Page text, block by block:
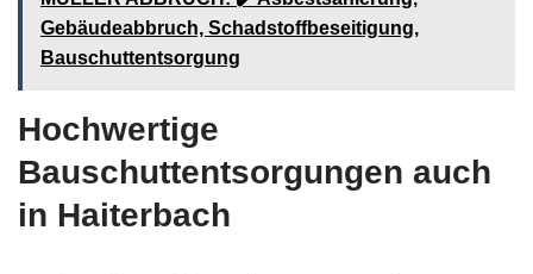
Gebäudeabbruch, Schadstoffbeseitigung,
Bauschuttentsorgung
Hochwertige
Bauschuttentsorgungen auch
in Haiterbach